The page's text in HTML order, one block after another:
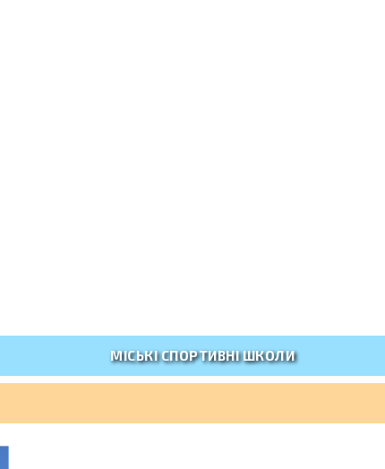
МІСЬКІ СПОРТИВНІ ШКОЛИ